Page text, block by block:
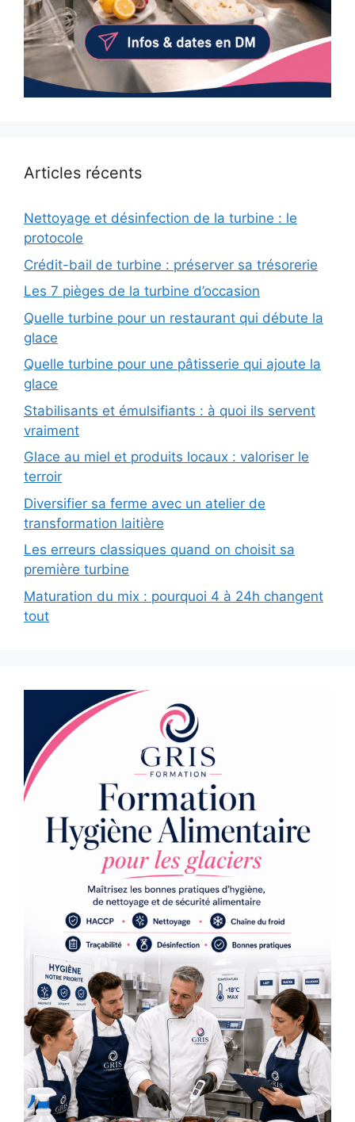
Articles récents
Nettoyage et désinfection de la turbine : le
protocole
Crédit-bail de turbine : préserver sa trésorerie
Les 7 pièges de la turbine d’occasion
Quelle turbine pour un restaurant qui débute la
glace
Quelle turbine pour une pâtisserie qui ajoute la
glace
Stabilisants et émulsifiants : à quoi ils servent
vraiment
Glace au miel et produits locaux : valoriser le
terroir
Diversifier sa ferme avec un atelier de
transformation laitière
Les erreurs classiques quand on choisit sa
première turbine
Maturation du mix : pourquoi 4 à 24h changent
tout